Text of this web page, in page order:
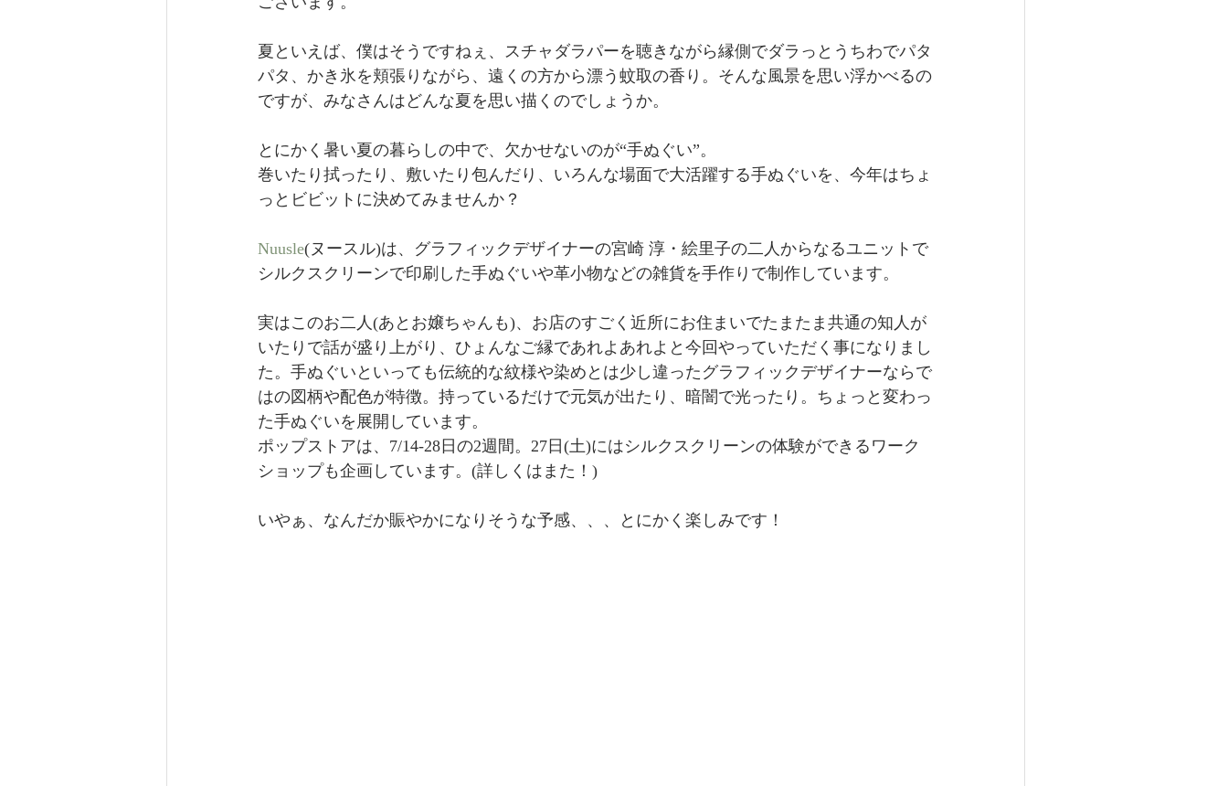
夏といえば、僕はそうですねぇ、スチャダラパーを聴きながら縁側でダラっとうちわでパタ
パタ、かき氷を頬張りながら、遠くの方から漂う蚊取の香り。そんな風景を思い浮かべるの
ですが、みなさんはどんな夏を思い描くのでしょうか。
とにかく暑い夏の暮らしの中で、欠かせないのが“手ぬぐい”。
巻いたり拭ったり、敷いたり包んだり、いろんな場面で大活躍する手ぬぐいを、今年はちょ
っとビビットに決めてみませんか？
Nuusle(ヌースル)は、グラフィックデザイナーの宮崎 淳・絵里子の二人からなるユニットで
シルクスクリーンで印刷した手ぬぐいや革小物などの雑貨を手作りで制作しています。
実はこのお二人(あとお嬢ちゃんも)、お店のすごく近所にお住まいでたまたま共通の知人が
いたりで話が盛り上がり、ひょんなご縁であれよあれよと今回やっていただく事になりまし
た。手ぬぐいといっても伝統的な紋様や染めとは少し違ったグラフィックデザイナーならで
はの図柄や配色が特徴。持っているだけで元気が出たり、暗闇で光ったり。ちょっと変わっ
た手ぬぐいを展開しています。
ポップストアは、7/14-28日の2週間。27日(土)にはシルクスクリーンの体験ができるワーク
ショップも企画しています。(詳しくはまた！)
いやぁ、なんだか賑やかになりそうな予感、、、とにかく楽しみです！